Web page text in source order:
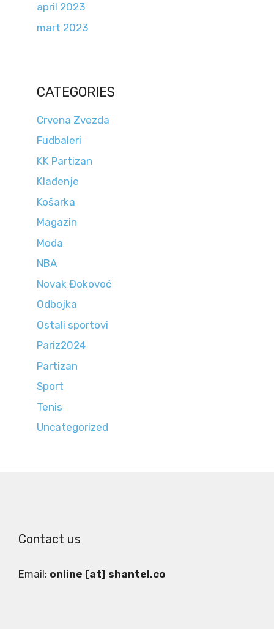
april 2023
mart 2023
CATEGORIES
Crvena Zvezda
Fudbaleri
KK Partizan
Klađenje
Košarka
Magazin
Moda
NBA
Novak Đokovoć
Odbojka
Ostali sportovi
Pariz2024
Partizan
Sport
Tenis
Uncategorized
Contact us
Email: online [at] shantel.co